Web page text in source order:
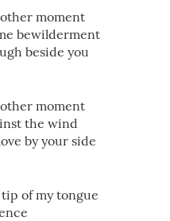
moment
bewilderment
beside you
moment
the wind
by your side
of my tongue